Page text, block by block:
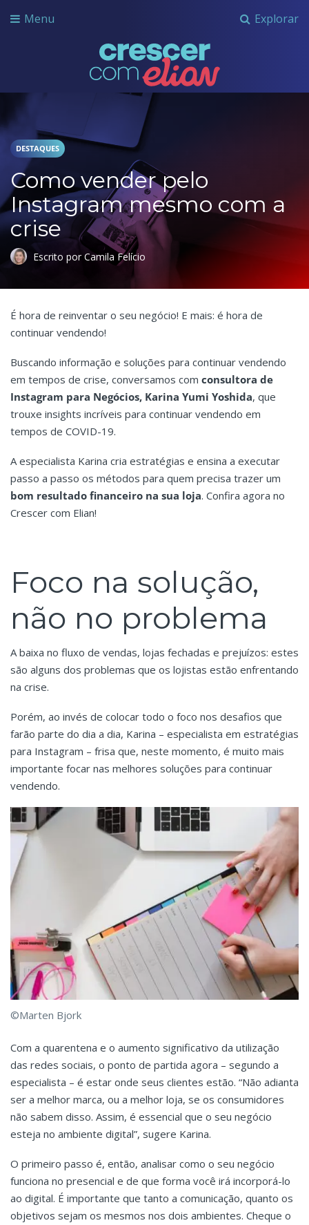
Explorar
Menu
Crescer com Grupo Elian
DESTAQUES
Como vender pelo
Instagram mesmo com a
crise
Escrito por Camila Felício
É hora de reinventar o seu negócio! E mais: é hora de
continuar vendendo!
Buscando informação e soluções para continuar vendendo
em tempos de crise, conversamos com consultora de
Instagram para Negócios, Karina Yumi Yoshida, que
trouxe insights incríveis para continuar vendendo em
tempos de COVID-19.
A especialista Karina cria estratégias e ensina a executar
passo a passo os métodos para quem precisa trazer um
bom resultado financeiro na sua loja. Confira agora no
Crescer com Elian!
Foco na solução,
não no problema
A baixa no fluxo de vendas, lojas fechadas e prejuízos: estes
são alguns dos problemas que os lojistas estão enfrentando
na crise.
Porém, ao invés de colocar todo o foco nos desafios que
farão parte do dia a dia, Karina – especialista em estratégias
para Instagram – frisa que, neste momento, é muito mais
importante focar nas melhores soluções para continuar
vendendo.
©Marten Bjork
Com a quarentena e o aumento significativo da utilização
das redes sociais, o ponto de partida agora – segundo a
especialista – é estar onde seus clientes estão. “Não adianta
ser a melhor marca, ou a melhor loja, se os consumidores
não sabem disso. Assim, é essencial que o seu negócio
esteja no ambiente digital”, sugere Karina.
O primeiro passo é, então, analisar como o seu negócio
funciona no presencial e de que forma você irá incorporá-lo
ao digital. É importante que tanto a comunicação, quanto os
objetivos sejam os mesmos nos dois ambientes. Cheque o